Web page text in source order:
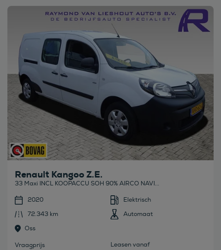
Bekijk deze auto
Renault Kangoo Z.E.
33 Maxi INCL KOOPACCU SOH 90% AIRCO NAVI...
2020
Elektrisch
72.343 km
Automaat
Oss
Vraagprijs Leasen vanaf